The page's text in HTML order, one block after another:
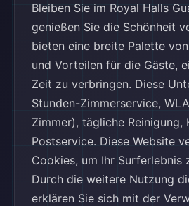
Bleiben Sie im Royal Halls
genießen Sie die Schönheit
bieten eine breite Palette
und Vorteilen für die Gäste,
Zeit zu verbringen. Diese
Stunden-Zimmerservice,
Zimmer), tägliche Reinigung,
Postservice. Diese Website
Cookies, um Ihr Surferlebnis
Durch die weitere Nutzung
erklären Sie sich mit der